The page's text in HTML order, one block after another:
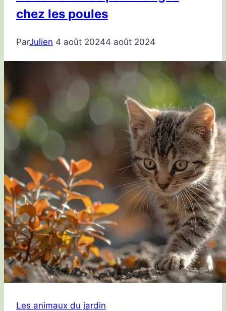
chez les poules
ParJulien 4 août 20244 août 2024
Les animaux du jardin